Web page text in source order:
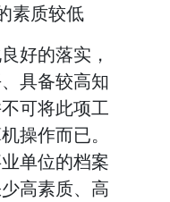
素质较低
好的落实，
具备较高知
可将此项工
操作而已。
单位的档案
高素质、高